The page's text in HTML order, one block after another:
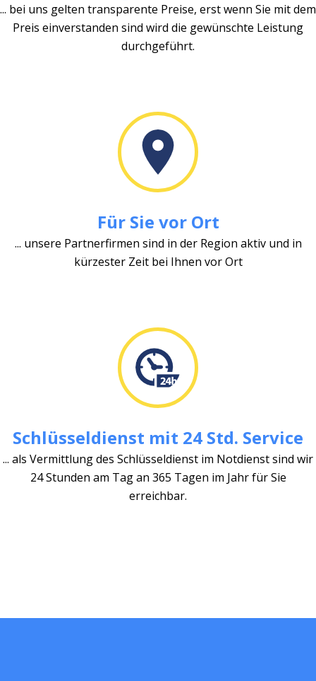
... bei uns gelten transparente Preise, erst wenn Sie mit dem
Preis einverstanden sind wird die gewünschte Leistung
durchgeführt.
Für Sie vor Ort
... unsere Partnerfirmen sind in der Region aktiv und in
kürzester Zeit bei Ihnen vor Ort
Schlüsseldienst mit 24 Std. Service
... als Vermittlung des Schlüsseldienst im Notdienst sind wir
24 Stunden am Tag an 365 Tagen im Jahr für Sie
erreichbar.